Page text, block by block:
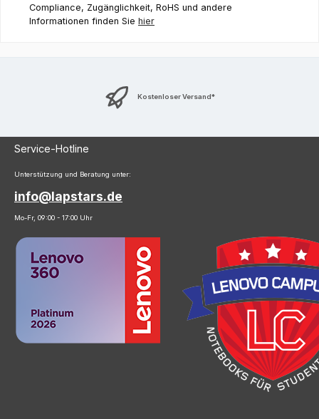
Compliance, Zugänglichkeit, RoHS und andere
Informationen finden Sie hier
Kostenloser Versand*
Service-Hotline
Unterstützung und Beratung unter:
info@lapstars.de
Mo-Fr, 09:00 - 17:00 Uhr